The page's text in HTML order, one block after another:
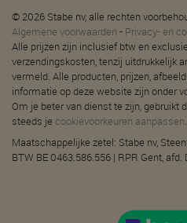
© 2026 Stabe nv, alle rechten
Algemene voorwaarden - Privacy- en
Alle prijzen zijn inclusief btw en
verzendingskosten, tenzij uitdrukkelijk
vermeld. Alle producten, prijzen,
informatie op deze website zijn onder
Om je beter van dienst te zijn, gebruikt
steeds je cookievoorkeuren aanpassen.
Maatschappelijke zetel: Stabe nv,
BTW BE 0463.586.556 | RPR Gent,